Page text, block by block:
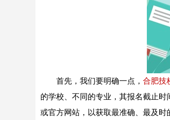
首先，我们要明确一点， 合肥技
的学校、不同的专业，其报名截止
或官方网站，以获取最准确、最及时